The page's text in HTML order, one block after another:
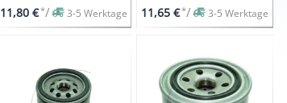
11,80 €*/ 3-5 Werktage 11,65 €*/ 3-5 Werktage